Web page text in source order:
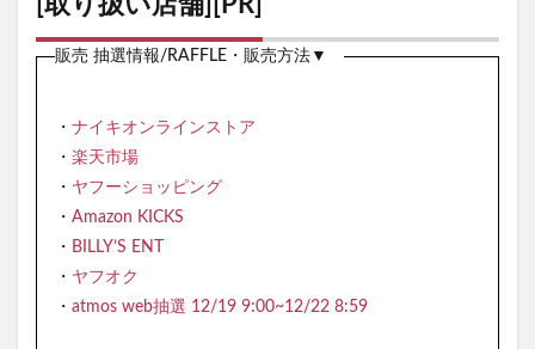
販売 抽選情報/RAFFLE・販売方法▼
・ ナイキオンラインストア
・ 楽天市場
・ ヤフーショッピング
・ Amazon KICKS
・ BILLY’S ENT
・ ヤフオク
・ atmos web抽選 12/19 9:00~12/22 8:59